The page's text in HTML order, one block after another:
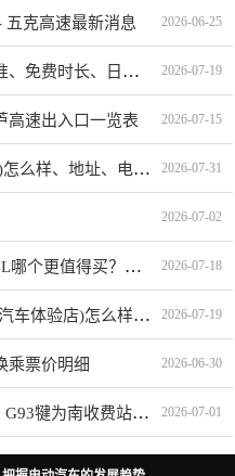
五克高速最新消息 2026-06-25
臻和园停车场停车场收费标准、免费时长、日租月租信息 2026-07-19
高速出入口一览表 2026-07-15
五菱汽车(哈尔滨阿城鸿盛店)怎么样、地址、电话、上班时间查询 2026-07-31
2026-07-02
奔驰A级、宝马3系和奥迪A4L哪个更值得买？性价比、配置对比 2026-07-18
小米之家(杭州上城区来福士汽车体验店)怎么样、地址、电话、上班时间查询 2026-07-19
乘票价明细 2026-06-30
G93犍为南收费站属于哪里，G93犍为南收费站入口的详细地址 2026-07-01